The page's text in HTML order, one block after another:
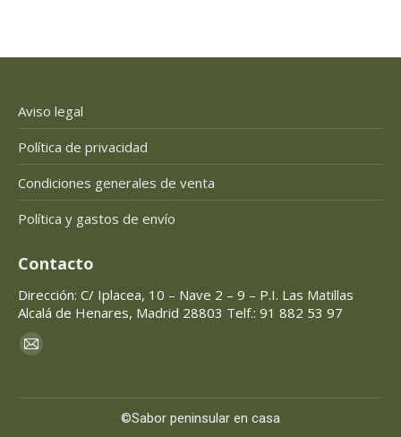
Aviso legal
Política de privacidad
Condiciones generales de venta
Política y gastos de envío
Contacto
Dirección: C/ Iplacea, 10 – Nave 2 – 9 – P.I. Las Matillas
Alcalá de Henares, Madrid 28803 Telf.: 91 882 53 97
Encuéntranos en:
Mail
opens
©Sabor peninsular en casa